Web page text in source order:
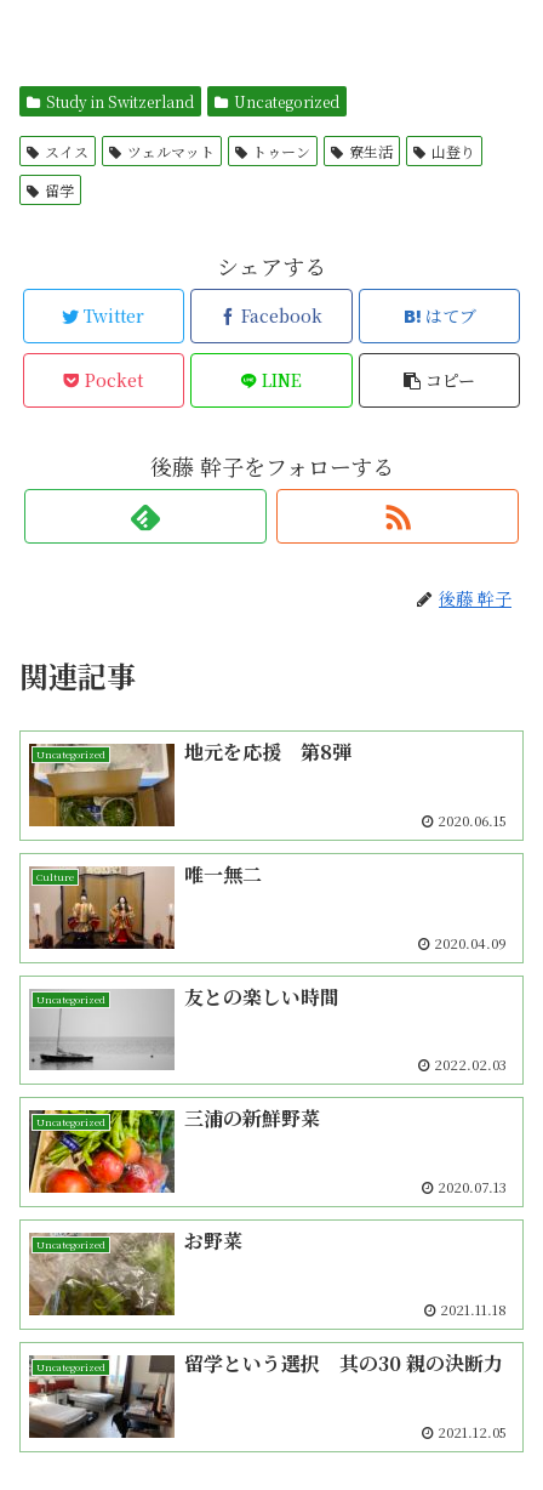
Study in Switzerland Uncategorized
スイス ツェルマット トゥーン 寮生活
山登り
留学
シェアする
Twitter Facebook はてブ
Pocket LINE コピー
後藤 幹子をフォローする
後藤 幹子
関連記事
Uncategorized 地元を応援 第8弾
2020.06.15
Culture 唯一無二
2020.04.09
Uncategorized 友との楽しい時間
2022.02.03
Uncategorized 三浦の新鮮野菜
2020.07.13
Uncategorized お野菜
2021.11.18
Uncategorized 留学という選択 其の30 親の決断力
2021.12.05